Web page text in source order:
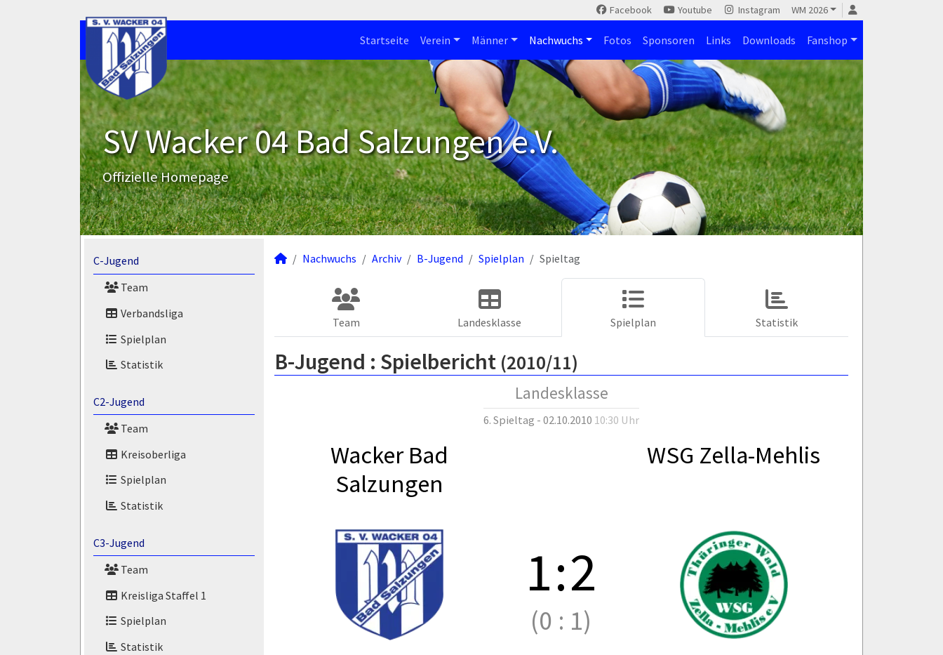
Facebook Youtube Instagram WM 2026
Startseite Verein Männer Nachwuchs Fotos Sponsoren Links Downloads Fanshop
SV Wacker 04 Bad Salzungen e.V.
Offizielle Homepage
C-Jugend
Team
Verbandsliga
Spielplan
Statistik
C2-Jugend
Team
Kreisoberliga
Spielplan
Statistik
C3-Jugend
Team
Kreisliga Staffel 1
Spielplan
Statistik
Nachwuchs Archiv B-Jugend Spielplan Spieltag
Team Landesklasse Spielplan Statistik
B-Jugend : Spielbericht (2010/11)
Landesklasse
6. Spieltag - 02.10.2010 10:30 Uhr
Wacker Bad
Salzungen
WSG Zella-Mehlis
1:2
(0 : 1)